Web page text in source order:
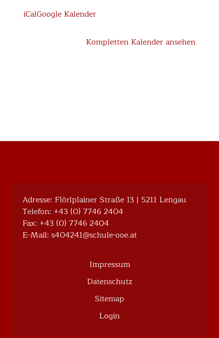
Lengau
iCalGoogle Kalender
Kompletten Kalender ansehen
Adresse: Flörlplainer Straße 13 | 5211 Lengau
Telefon: +43 (0) 7746 2404
Fax: +43 (0) 7746 2404
E-Mail:
ta.eoo-eluhcs
@142404s
Impressum
Datenschutz
Sitemap
Login